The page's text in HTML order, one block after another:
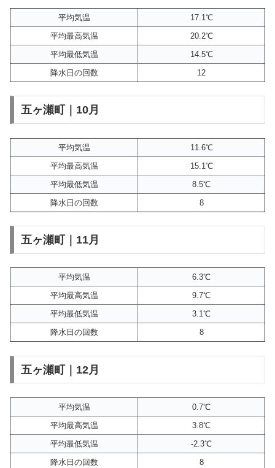
平均気温
17.1℃
平均最高気温
20.2℃
平均最低気温
14.5℃
降水日の回数
12
五ヶ瀬町｜10月
平均気温
11.6℃
平均最高気温
15.1℃
平均最低気温
8.5℃
降水日の回数
8
五ヶ瀬町｜11月
平均気温
6.3℃
平均最高気温
9.7℃
平均最低気温
3.1℃
降水日の回数
8
五ヶ瀬町｜12月
平均気温
0.7℃
平均最高気温
3.8℃
平均最低気温
-2.3℃
降水日の回数
8